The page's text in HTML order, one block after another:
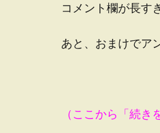
コメント欄が長す
あと、おまけでア
（ここから「続き